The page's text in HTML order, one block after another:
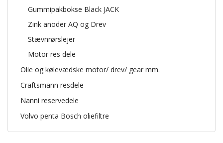
Gummipakbokse Black JACK
Zink anoder AQ og Drev
Stævnrørslejer
Motor res dele
Olie og kølevædske motor/ drev/ gear mm.
Craftsmann resdele
Nanni reservedele
Volvo penta Bosch oliefiltre